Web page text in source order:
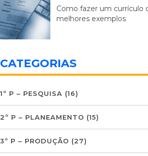
Como fazer um currículo
melhores exemplos
CATEGORIAS
1º P – PESQUISA (16)
2º P – PLANEAMENTO (15)
3º P – PRODUÇÃO (27)